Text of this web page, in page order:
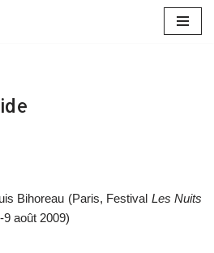
Bihoreau (Paris, Festival Les Nuits
9 août 2009)